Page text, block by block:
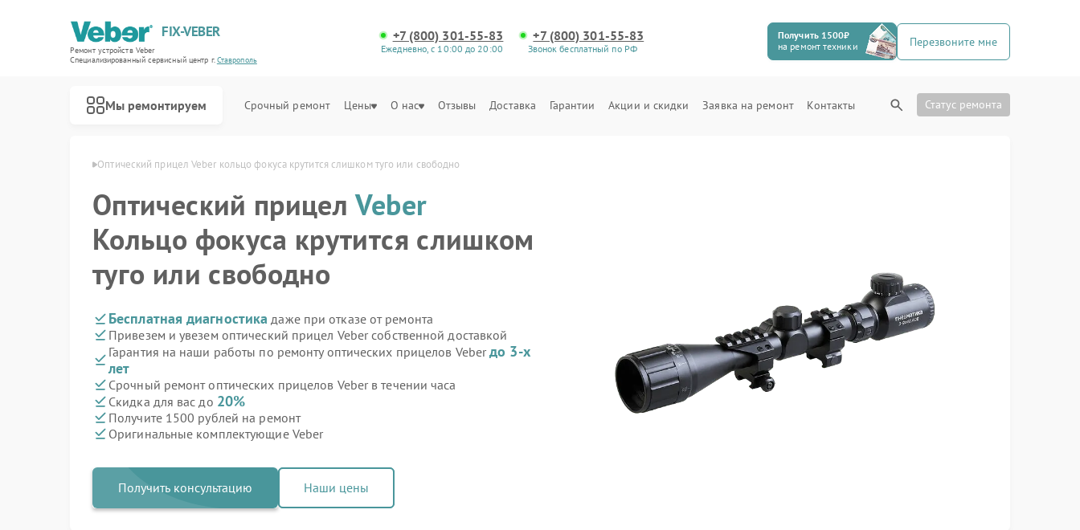
FIX-VEBER
Ремонт устройств Veber
Специализированный cервисный центр г.Ставрополь
+7 (800) 301-55-83
Ежедневно, с 10:00 до 20:00
+7 (800) 301-55-83
Звонок бесплатный по РФ
Получить 1500₽
на ремонт техники
Перезвоните мне
Мы ремонтируем Срочный ремонт Цены О нас Отзывы Доставка Гарантии Акции и скидки Заявка на ремонт Контакты Статус ремонта
в Ставрополе Оптический прицел Veber кольцо фокуса крутится слишком туго или свободно
Оптический прицелVeber
Кольцо фокуса крутится слишком
туго или свободно
Бесплатная диагностика даже при отказе от ремонта
Привезем и увезем оптический прицел Veber собственной доставкой
Гарантия на наши работы по ремонту оптических прицелов Veberдо 3-х
лет
Срочный ремонт оптических прицелов Veber в течении часа
Скидка для вас до 20%
Получите 1500 рублей на ремонт
Оригинальные комплектующие Veber
Получить консультацию Наши цены